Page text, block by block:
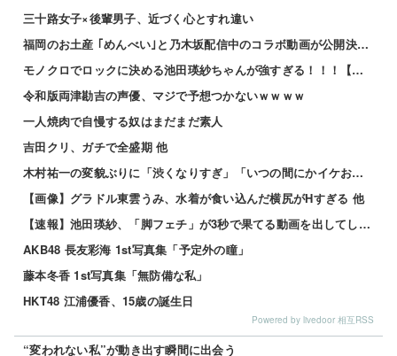
三十路女子×後輩男子、近づく心とすれ違い
福岡のお土産 ｢めんべい｣と乃木坂配信中のコラボ動画が公開決定！！！【乃木坂46】
モノクロでロックに決める池田瑛紗ちゃんが強すぎる！！！【乃木坂46】
令和版両津勘吉の声優、マジで予想つかないｗｗｗｗ
一人焼肉で自慢する奴はまだまだ素人
吉田クリ、ガチで全盛期 他
木村祐一の変貌ぶりに「渋くなりすぎ」「いつの間にかイケおじに」の声 他
【画像】グラドル東雲うみ、水着が食い込んだ横尻がHすぎる 他
【速報】池田瑛紗、「脚フェチ」が3秒で果てる動画を出してしまう・・・
AKB48 長友彩海 1st写真集「予定外の瞳」
藤本冬香 1st写真集「無防備な私」
HKT48 江浦優香、15歳の誕生日
Powered by livedoor 相互RSS
“変われない私”が動き出す瞬間に出会う